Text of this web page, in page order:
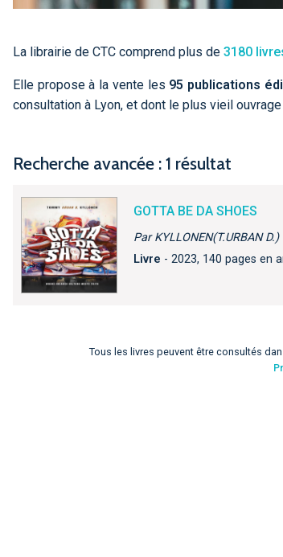
La librairie de CTC comprend plus de 3180
Elle propose à la vente les 95 publications
consultation à Lyon, et dont le plus vieil
Recherche avancée : 1 résultat
GOTTA BE DA SHOES
Par KYLLONEN(T.URBAN D.)
Livre - 2023, 140 pages en
Tous les livres peuvent être consultés